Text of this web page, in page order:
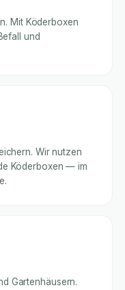
Mit Köderboxen
und
Wir nutzen
Köderboxen — im
Gartenhäusern.